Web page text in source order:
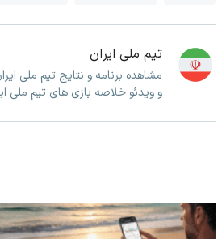
تیم ملی ایران
مشاهده برنامه و نتایج تیم ملی
و ویدئو خلاصه بازی های تیم ملی